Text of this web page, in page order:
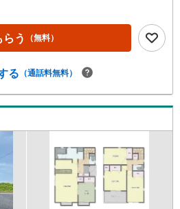
て24時間365日サポートSAFE365で地
家【QUIE】住宅性能評価で『耐震等級
家族の「安全」と「笑顔」を守ります新
寒田南町第1【3LDK】 価格（税込）
で断られた方も是非一度ご相談くださ
う （無料）
る （通話料無料）